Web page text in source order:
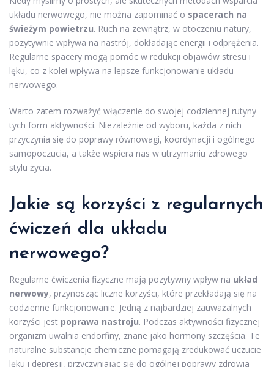
układu nerwowego, nie można zapominać o spacerach na
świeżym powietrzu. Ruch na zewnątrz, w otoczeniu natury,
pozytywnie wpływa na nastrój, dokładając energii i odprężenia.
Regularne spacery mogą pomóc w redukcji objawów stresu i
lęku, co z kolei wpływa na lepsze funkcjonowanie układu
nerwowego.
Warto zatem rozważyć włączenie do swojej codziennej rutyny
tych form aktywności. Niezależnie od wyboru, każda z nich
przyczynia się do poprawy równowagi, koordynacji i ogólnego
samopoczucia, a także wspiera nas w utrzymaniu zdrowego
stylu życia.
Jakie są korzyści z regularnych
ćwiczeń dla układu
nerwowego?
Regularne ćwiczenia fizyczne mają pozytywny wpływ na układ
nerwowy, przynosząc liczne korzyści, które przekładają się na
codzienne funkcjonowanie. Jedną z najbardziej zauważalnych
korzyści jest poprawa nastroju. Podczas aktywności fizycznej
organizm uwalnia endorfiny, znane jako hormony szczęścia. Te
naturalne substancje chemiczne pomagają zredukować uczucie
lęku i depresji, przyczyniając się do ogólnej poprawy zdrowia